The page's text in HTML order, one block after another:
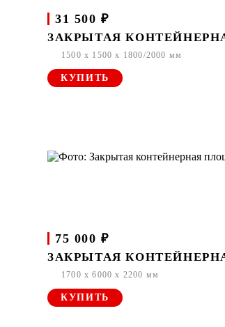
31 500 ₽
ЗАКРЫТАЯ
1500 x 1500 x 1800/2000 мм
КУПИТЬ
75 000 ₽
ЗАКРЫТАЯ
1700 x 6000 x 2200 мм
КУПИТЬ